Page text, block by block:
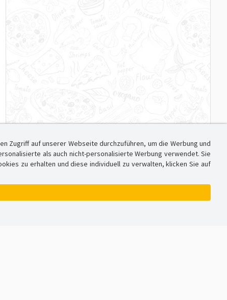
Zugriff auf unserer Webseite durchzuführen, um die Werbung und
als auch nicht-personalisierte Werbung verwendet. Sie
zu erhalten und diese individuell zu verwalten, klicken Sie auf